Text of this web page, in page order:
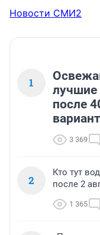
Новости СМИ2
1
после
3 369
2
Кто тут
после 2
1 365